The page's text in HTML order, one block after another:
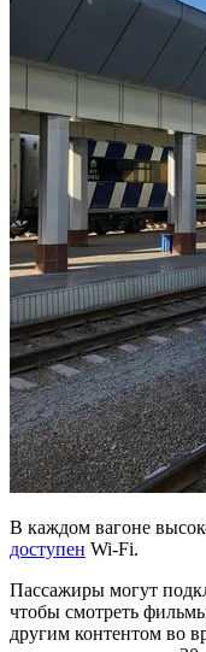
В каждом вагоне
доступен Wi-Fi.
Пассажиры могут
чтобы смотреть
другим контентом во